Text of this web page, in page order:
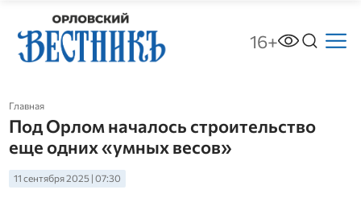
16+
Главная
Под Орлом началось строительство
еще одних «умных весов»
11 сентября 2025 | 07:30